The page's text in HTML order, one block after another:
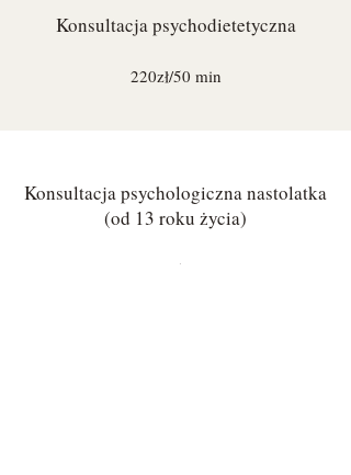
Konsultacja psychodietetyczna
220zł/50 min
Konsultacja psychologiczna nastolatka
(od 13 roku życia)
220zł/50 min